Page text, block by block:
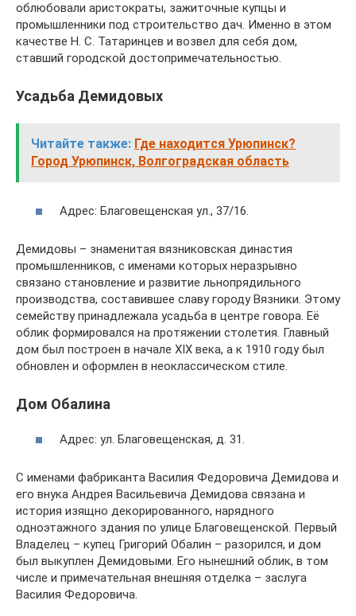
облюбовали аристократы, зажиточные купцы и
промышленники под строительство дач. Именно в этом
качестве Н. С. Татаринцев и возвел для себя дом,
ставший городской достопримечательностью.
Усадьба Демидовых
Читайте также: Где находится Урюпинск?
Город Урюпинск, Волгоградская область
Адрес: Благовещенская ул., 37/16.
Демидовы – знаменитая вязниковская династия
промышленников, с именами которых неразрывно
связано становление и развитие льнопрядильного
производства, составившее славу городу Вязники. Этому
семейству принадлежала усадьба в центре говора. Её
облик формировался на протяжении столетия. Главный
дом был построен в начале XIX века, а к 1910 году был
обновлен и оформлен в неоклассическом стиле.
Дом Обалина
Адрес: ул. Благовещенская, д. 31.
С именами фабриканта Василия Федоровича Демидова и
его внука Андрея Васильевича Демидова связана и
история изящно декорированного, нарядного
одноэтажного здания по улице Благовещенской. Первый
Владелец – купец Григорий Обалин – разорился, и дом
был выкуплен Демидовыми. Его нынешний облик, в том
числе и примечательная внешняя отделка – заслуга
Василия Федоровича.